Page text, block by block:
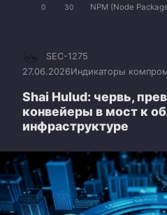
0 30 NPM (Node
SEC-1275
27.06.2026Индикаторы
Shai Hulud: червь,
конвейеры в мост к
инфраструктуре